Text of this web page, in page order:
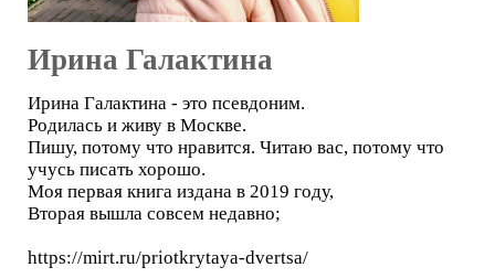
Ирина Галактина
Ирина Галактина - это псевдоним.
Родилась и живу в Москве.
Пишу, потому что нравится. Читаю вас, потому что
учусь писать хорошо.
Моя первая книга издана в 2019 году,
Вторая вышла совсем недавно;
https://mirt.ru/priotkrytaya-dvertsa/